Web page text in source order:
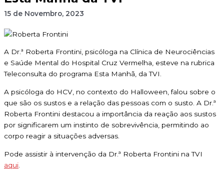
15 de Novembro, 2023
A Dr.ª Roberta Frontini, psicóloga na Clínica de Neurociências
e Saúde Mental do Hospital Cruz Vermelha, esteve na rubrica
Teleconsulta do programa Esta Manhã, da TVI.
A psicóloga do HCV, no contexto do Halloween, falou sobre o
que são os sustos e a relação das pessoas com o susto. A Dr.ª
Roberta Frontini destacou a importância da reação aos sustos
por significarem um instinto de sobrevivência, permitindo ao
corpo reagir a situações adversas.
Pode assistir à intervenção da Dr.ª Roberta Frontini na TVI
aqui